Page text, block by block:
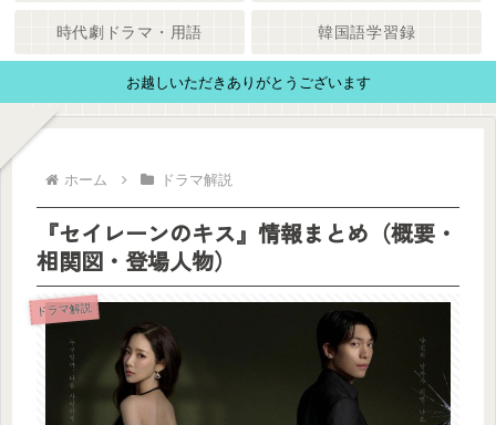
時代劇ドラマ・用語 韓国語学習録
お越しいただきありがとうございます
ホーム ドラマ解説
『セイレーンのキス』情報まとめ（概要・
相関図・登場人物）
ドラマ解説